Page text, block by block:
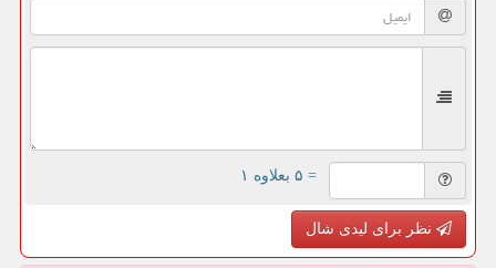
= ۵ بعلاوه ۱
نظر برای لیدی شال